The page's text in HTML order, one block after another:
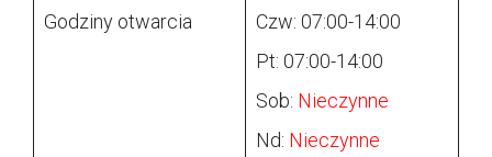
Godziny otwarcia
Czw: 07:00-14:00
Pt: 07:00-14:00
Sob: Nieczynne
Nd: Nieczynne